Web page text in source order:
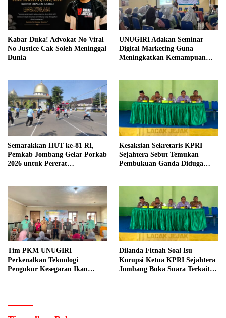
Kabar Duka! Advokat No Viral
No Justice Cak Soleh Meninggal
Dunia
UNUGIRI Adakan Seminar
Digital Marketing Guna
Meningkatkan Kemampuan
Semarakkan HUT ke-81 RI,
Pemkab Jombang Gelar Porkab
2026 untuk Pererat
Kesaksian Sekretaris KPRI
Sejahtera Sebut Temukan
Pembukuan Ganda Diduga
Tim PKM UNUGIRI
Perkenalkan Teknologi
Pengukur Kesegaran Ikan
Dilanda Fitnah Soal Isu
Korupsi Ketua KPRI Sejahtera
Jombang Buka Suara Terkait